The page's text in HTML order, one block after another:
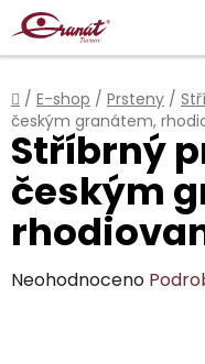
Přejít
na
obsah
Domů
/ E-shop / Prsteny /
českým granátem,
Stříbrný
českým
Průměrné
Neohodnoceno